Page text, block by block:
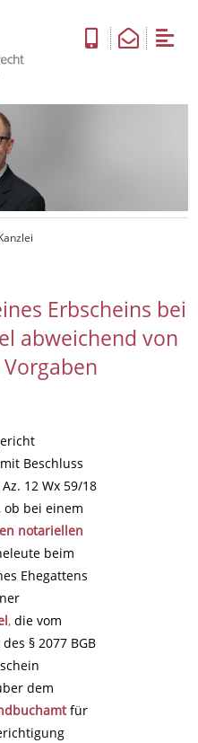
Erbscheins bei
abweichend von
Beschluss
12 Wx 59/18
ob bei einem
notariellen
beim
Ehegattens
, die vom
§ 2077 BGB
dem
für